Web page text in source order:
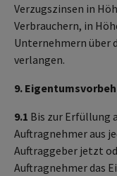
Verzugszinsen in
Verbrauchern, in
Unternehmern über
verlangen.
9.
9.1 Bis zur Erfüllung
Auftragnehmer aus
Auftraggeber jetzt
Auftragnehmer das